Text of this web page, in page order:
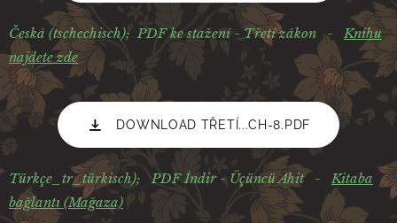
Česká (tschechisch); PDF ke stažení - Třetí zákon - Knihu
najdete zde
DOWNLOAD TŘETÍ...CH-8.PDF
Türkçe_tr_türkisch); PDF İndir - Üçüncü Ahit - Kitaba
bağlantı (Mağaza)